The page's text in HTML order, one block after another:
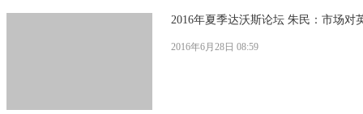
2016年夏季达沃斯论坛 朱民：市场对
2016年6月28日 08:59